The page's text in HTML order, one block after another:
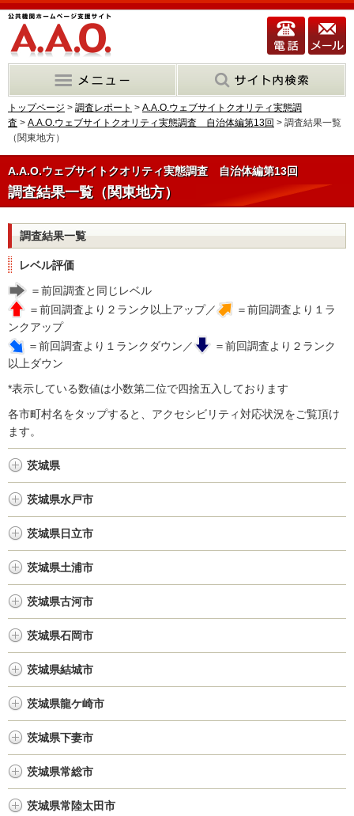
トップページ > 調査レポート > A.A.O.ウェブサイトクオリティ実態調
査 > A.A.O.ウェブサイトクオリティ実態調査 自治体編第13回 > 調査結果一覧
（関東地方）
A.A.O.ウェブサイトクオリティ実態調査 自治体編第13回
調査結果一覧（関東地方）
調査結果一覧
レベル評価
＝前回調査と同じレベル
＝前回調査より２ランク以上アップ／
＝前回調査より１ラ
ンクアップ
＝前回調査より１ランクダウン／
＝前回調査より２ランク
以上ダウン
*表示している数値は小数第二位で四捨五入しております
各市町村名をタップすると、アクセシビリティ対応状況をご覧頂け
ます。
茨城県
茨城県水戸市
茨城県日立市
茨城県土浦市
茨城県古河市
茨城県石岡市
茨城県結城市
茨城県龍ケ崎市
茨城県下妻市
茨城県常総市
茨城県常陸太田市